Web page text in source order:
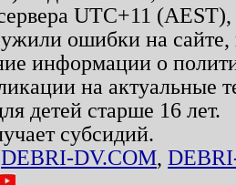
UTC+11
ошибки на
информации о
на актуальные
детей старше 16 лет.
субсидий.
DEBRI-DV.COM,